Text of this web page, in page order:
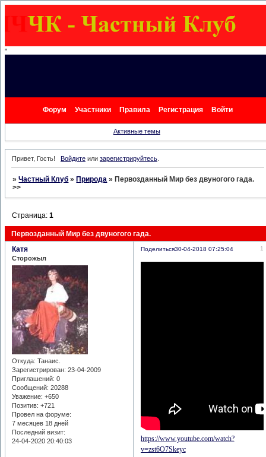
"
Форум Участники Правила Регистрация Войти
Активные темы
Привет, Гость! Войдитеили зарегистрируйтесь.
»Частный Клуб »Природа »Первозданный Мир без двуногого гада.
>>
Первозданный Мир без двуногого гада.
Страница:1
Поделиться 1
30-04-2018 07:25:04
Катя
Сторожыл
Откуда: Танаис.
Зарегистрирован: 23-04-2009
Приглашений: 0
Сообщений: 20288
Уважение: +650
Позитив: +721
Провел на форуме:
7 месяцев 18 дней
Последний визит:
24-04-2020 20:40:03
https://www.youtube.com/watch?
v=zst6O7Skeyc